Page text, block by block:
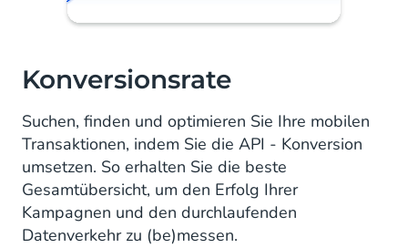
Konversionsrate
Suchen, finden und optimieren Sie Ihre mobilen
Transaktionen, indem Sie die API - Konversion
umsetzen. So erhalten Sie die beste
Gesamtübersicht, um den Erfolg Ihrer
Kampagnen und den durchlaufenden
Datenverkehr zu (be)messen.